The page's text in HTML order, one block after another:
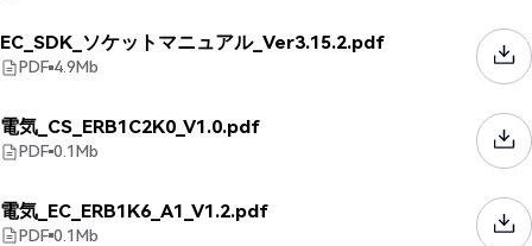
EC_SDK_ソケットマニュアル_Ver3.15.2.pdf
PDF 4.9Mb
電気_CS_ERB1C2K0_V1.0.pdf
PDF 0.1Mb
電気_EC_ERB1K6_A1_V1.2.pdf
PDF 0.1Mb